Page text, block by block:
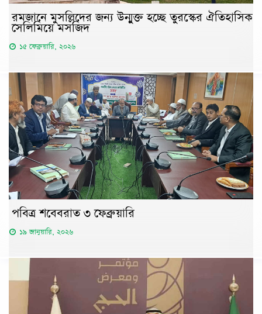
রমজানে মুসল্লিদের জন্য উন্মুক্ত হচ্ছে তুরস্কের ঐতিহাসিক
সেলিমিয়ে মসজিদ
১৫ ফেব্রুয়ারি, ২০২৬
পবিত্র শবেবরাত ৩ ফেব্রুয়ারি
১৯ জানুয়ারি, ২০২৬